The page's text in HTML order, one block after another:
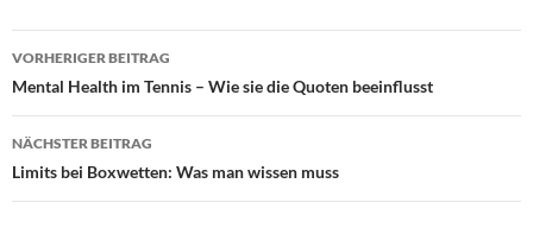
Beitragsnavigation
VORHERIGER BEITRAG
Mental Health im Tennis – Wie sie die Quoten beeinflusst
NÄCHSTER BEITRAG
Limits bei Boxwetten: Was man wissen muss